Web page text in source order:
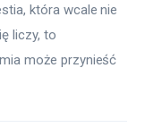
która wcale nie
liczy, to
może przynieść